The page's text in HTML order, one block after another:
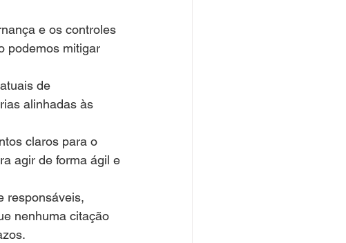
e os controles
podemos mitigar
de
alinhadas às
claros para o
agir de forma ágil e
responsáveis,
nenhuma citação